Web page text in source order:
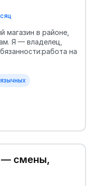
магазин в районе,
Я — владелец,
на
— смены,